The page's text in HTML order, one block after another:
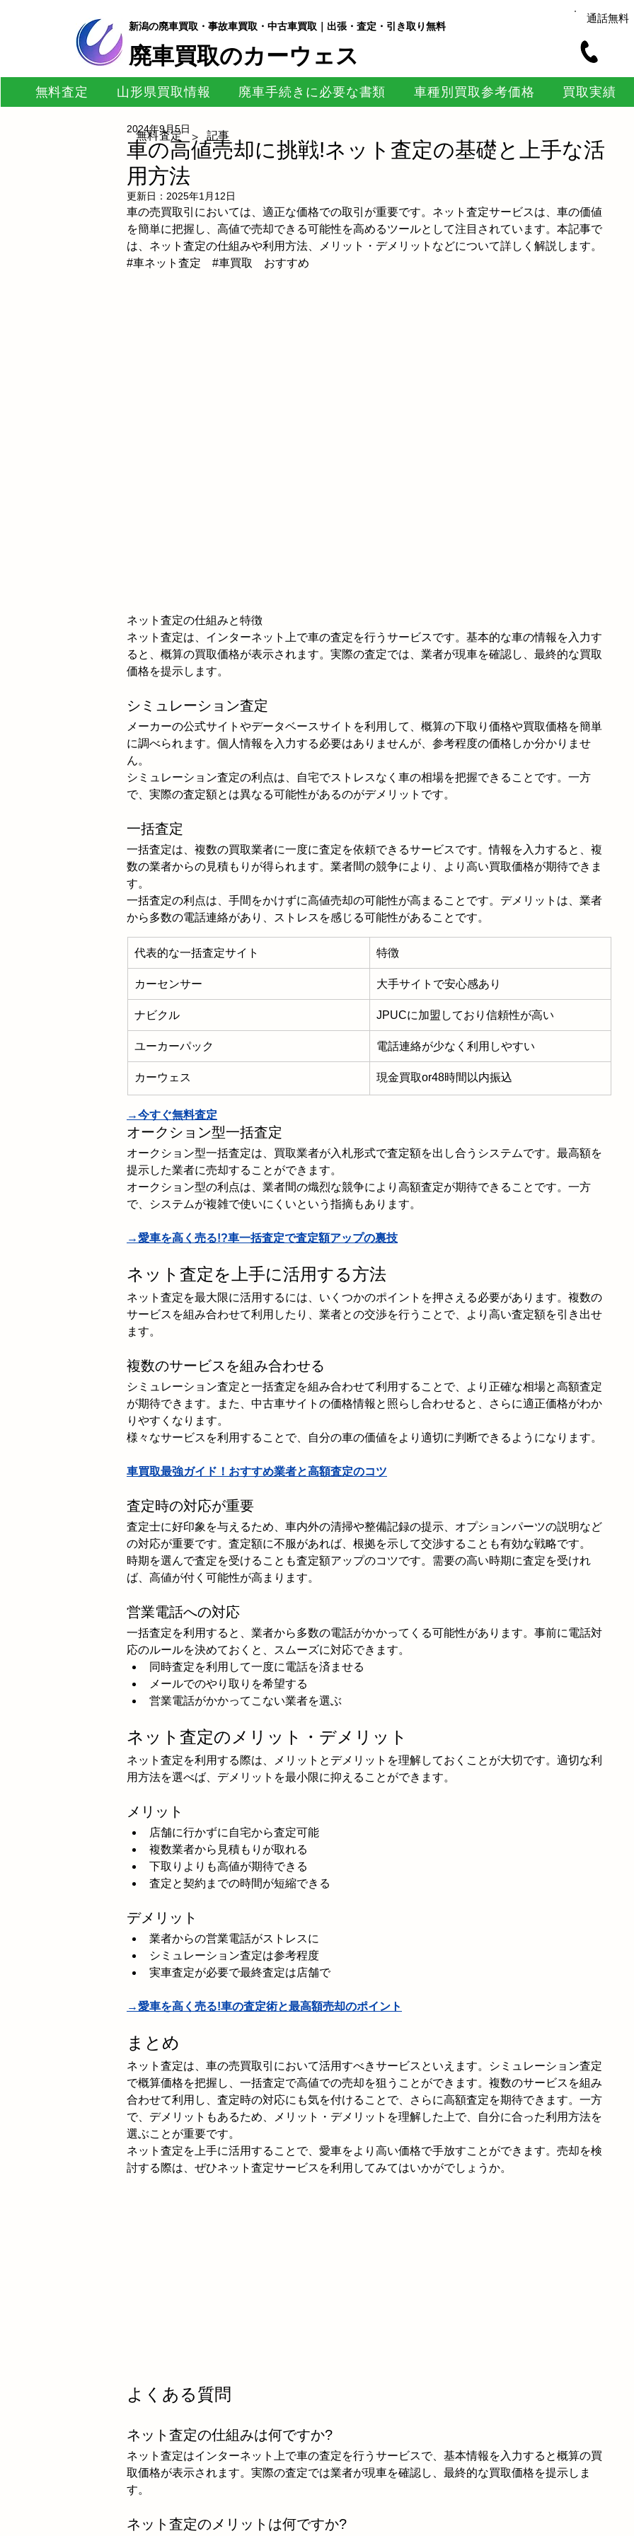
新潟の廃車買取・事故車買取・中古車買取｜出張・査定・引き取り無料
​廃車買取のカーウェス
通話無料
無料査定 山形県買取情報 廃車手続きに必要な書類 車種別買取参考価格 買取実績
車の高値売却に挑戦!ネット査定の基礎と上手な活
用方法
2024年9月5日
更新日： 2025年1月12日
車の売買取引においては、適正な価格での取引が重要です。ネット査定サービスは、車の価値
を簡単に把握し、高値で売却できる可能性を高めるツールとして注目されています。本記事で
は、ネット査定の仕組みや利用方法、メリット・デメリットなどについて詳しく解説します。
#車ネット査定
#車買取 おすすめ
ネット査定の仕組みと特徴
ネット査定は、インターネット上で車の査定を行うサービスです。基本的な車の情報を入力す
ると、概算の買取価格が表示されます。実際の査定では、業者が現車を確認し、最終的な買取
価格を提示します。
シミュレーション査定
メーカーの公式サイトやデータベースサイトを利用して、概算の下取り価格や買取価格を簡単
に調べられます。個人情報を入力する必要はありませんが、参考程度の価格しか分かりませ
ん。
シミュレーション査定の利点は、自宅でストレスなく車の相場を把握できることです。一方
で、実際の査定額とは異なる可能性があるのがデメリットです。
一括査定
一括査定は、複数の買取業者に一度に査定を依頼できるサービスです。情報を入力すると、複
数の業者からの見積もりが得られます。業者間の競争により、より高い買取価格が期待できま
す。
一括査定の利点は、手間をかけずに高値売却の可能性が高まることです。デメリットは、業者
から多数の電話連絡があり、ストレスを感じる可能性があることです。
代表的な一括査定サイト 特徴
カーセンサー 大手サイトで安心感あり
ナビクル JPUCに加盟しており信頼性が高い
ユーカーパック 電話連絡が少なく利用しやすい
カーウェス 現金買取or48時間以内振込
→今すぐ無料査定
オークション型一括査定
オークション型一括査定は、買取業者が入札形式で査定額を出し合うシステムです。最高額を
提示した業者に売却することができます。
オークション型の利点は、業者間の熾烈な競争により高額査定が期待できることです。一方
で、システムが複雑で使いにくいという指摘もあります。
→愛車を高く売る!?車一括査定で査定額アップの裏技
ネット査定を上手に活用する方法
ネット査定を最大限に活用するには、いくつかのポイントを押さえる必要があります。複数の
サービスを組み合わせて利用したり、業者との交渉を行うことで、より高い査定額を引き出せ
ます。
複数のサービスを組み合わせる
シミュレーション査定と一括査定を組み合わせて利用することで、より正確な相場と高額査定
が期待できます。また、中古車サイトの価格情報と照らし合わせると、さらに適正価格がわか
りやすくなります。
様々なサービスを利用することで、自分の車の価値をより適切に判断できるようになります。
車買取最強ガイド！おすすめ業者と高額査定のコツ
査定時の対応が重要
査定士に好印象を与えるため、車内外の清掃や整備記録の提示、オプションパーツの説明など
の対応が重要です。査定額に不服があれば、根拠を示して交渉することも有効な戦略です。
時期を選んで査定を受けることも査定額アップのコツです。需要の高い時期に査定を受けれ
ば、高値が付く可能性が高まります。
営業電話への対応
一括査定を利用すると、業者から多数の電話がかかってくる可能性があります。事前に電話対
応のルールを決めておくと、スムーズに対応できます。
同時査定を利用して一度に電話を済ませる
メールでのやり取りを希望する
営業電話がかかってこない業者を選ぶ
ネット査定のメリット・デメリット
ネット査定を利用する際は、メリットとデメリットを理解しておくことが大切です。適切な利
用方法を選べば、デメリットを最小限に抑えることができます。
メリット
店舗に行かずに自宅から査定可能
複数業者から見積もりが取れる
下取りよりも高値が期待できる
査定と契約までの時間が短縮できる
デメリット
業者からの営業電話がストレスに
シミュレーション査定は参考程度
実車査定が必要で最終査定は店舗で
→愛車を高く売る!車の査定術と最高額売却のポイント
まとめ
ネット査定は、車の売買取引において活用すべきサービスといえます。シミュレーション査定
で概算価格を把握し、一括査定で高値での売却を狙うことができます。複数のサービスを組み
合わせて利用し、査定時の対応にも気を付けることで、さらに高額査定を期待できます。一方
で、デメリットもあるため、メリット・デメリットを理解した上で、自分に合った利用方法を
選ぶことが重要です。
ネット査定を上手に活用することで、愛車をより高い価格で手放すことができます。売却を検
討する際は、ぜひネット査定サービスを利用してみてはいかがでしょうか。
よくある質問
ネット査定の仕組みは何ですか?
ネット査定はインターネット上で車の査定を行うサービスで、基本情報を入力すると概算の買
取価格が表示されます。実際の査定では業者が現車を確認し、最終的な買取価格を提示しま
す。
ネット査定のメリットは何ですか?
無料査定 > 記事